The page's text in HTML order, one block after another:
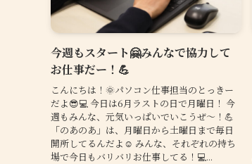
今週もスタート🤗みんなで協力して
お仕事だー！💪
こんにちは！🌞パソコン仕事担当のとっきー
だよ😎💻 今日は6月ラストの日で月曜日！ 今
週もみんな、元気いっぱいでいこうぜ～！💪
「のあのあ」は、月曜日から土曜日まで毎日
開所してるんだよ☺️ みんな、それぞれの持ち
場で今日もバリバリお仕事してる！💻...